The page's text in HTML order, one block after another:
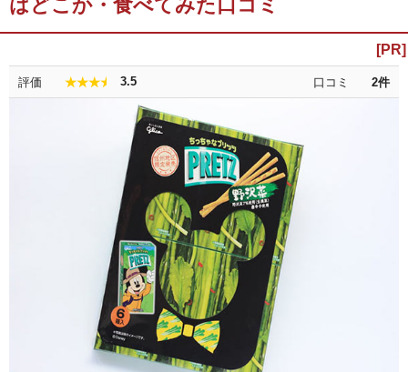
はどこか・食べてみた口コミ
評価 ★★★★★3.5 口コミ 2件